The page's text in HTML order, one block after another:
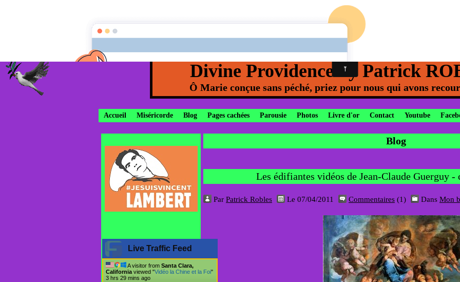
Divine Providence by Patrick
Ô Marie conçue sans péché, priez pour nous qui avons
Accueil Miséricorde Blog Pages cachées Parousie Photos Livre d'or Contact Youtube
Live Traffic Feed
A visitor from Santa Clara,
California viewed "Vidéo la Chine et la Foi"
3 hrs 29 mins ago
Blog
Les édifiantes vidéos de Jean-Claude Guerguy
Par Patrick Robles Le 07/04/2011 Commentaires (1) Dans Mon